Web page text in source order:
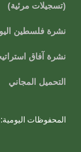
(تسجيلات مرئية)
نشرة فلسطين
نشرة آفاق
التحميل المجاني
المحفوظات اليومية: